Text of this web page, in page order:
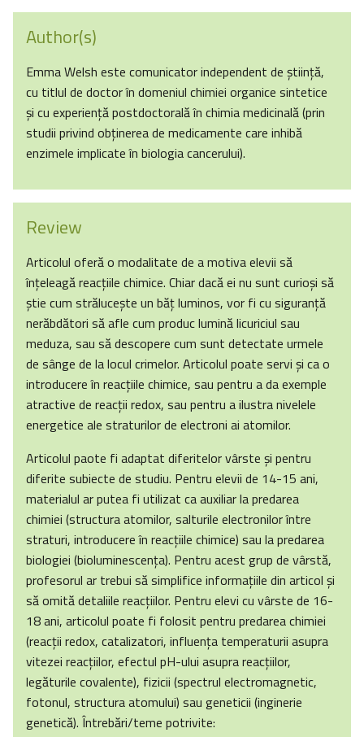
Author(s)
Emma Welsh este comunicator independent de ştiinţă,
cu titlul de doctor în domeniul chimiei organice sintetice
şi cu experienţă postdoctorală în chimia medicinală (prin
studii privind obţinerea de medicamente care inhibă
enzimele implicate în biologia cancerului).
Review
Articolul oferă o modalitate de a motiva elevii să
înţeleagă reacţiile chimice. Chiar dacă ei nu sunt curioşi să
ştie cum străluceşte un băţ luminos, vor fi cu siguranţă
nerăbdători să afle cum produc lumină licuriciul sau
meduza, sau să descopere cum sunt detectate urmele
de sânge de la locul crimelor. Articolul poate servi şi ca o
introducere în reacţiile chimice, sau pentru a da exemple
atractive de reacţii redox, sau pentru a ilustra nivelele
energetice ale straturilor de electroni ai atomilor.
Articolul paote fi adaptat diferitelor vârste şi pentru
diferite subiecte de studiu. Pentru elevii de 14-15 ani,
materialul ar putea fi utilizat ca auxiliar la predarea
chimiei (structura atomilor, salturile electronilor între
straturi, introducere în reacţiile chimice) sau la predarea
biologiei (bioluminescenţa). Pentru acest grup de vârstă,
profesorul ar trebui să simplifice informaţiile din articol şi
să omită detaliile reacţiilor. Pentru elevi cu vârste de 16-
18 ani, articolul poate fi folosit pentru predarea chimiei
(reacţii redox, catalizatori, influenţa temperaturii asupra
vitezei reacţiilor, efectul pH-ului asupra reacţiilor,
legăturile covalente), fizicii (spectrul electromagnetic,
fotonul, structura atomului) sau geneticii (inginerie
genetică). Întrebări/teme potrivite: